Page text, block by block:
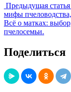
Предыдущая статья
мифы
Всё о матках:
пчелосемьи.
Поделиться